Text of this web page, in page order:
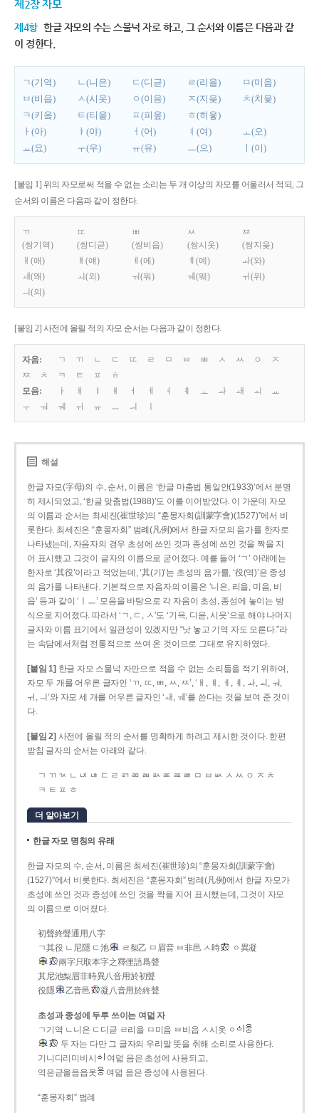
제2장 자모
제4항 한글 자모의 수는 스물넉 자로 하고, 그 순서와 이름은 다음과 같
이 정한다.
ㄱ(기역) ㄴ(니은) ㄷ(디귿) ㄹ(리을)
ㅁ(미음)
ㅂ(비읍)
ㅅ(시옷) ㅇ(이응) ㅈ(지읒)
ㅊ(치읓)
ㅋ(키읔)
ㅌ(티읕) ㅍ(피읖)
ㅎ(히읗)
ㅏ(아)
ㅑ(야) ㅓ(어) ㅕ(여)
ㅗ(오)
ㅛ(요)
ㅜ(우) ㅠ(유) ㅡ(으) ㅣ(이)
[붙임 1] 위의 자모로써 적을 수 없는 소리는 두 개 이상의 자모를 어울러서 적되, 그
순서와 이름은 다음과 같이 정한다.
ㄲ
(쌍기역)
ㄸ
(쌍디귿)
ㅃ
(쌍비읍)
ㅆ
(쌍시옷)
ㅉ
(쌍지읒)
ㅐ(애)
ㅒ(얘) ㅔ(에) ㅖ(예)
ㅘ(와)
ㅙ(왜)
ㅚ(외) ㅝ(워) ㅞ(웨)
ㅟ(위)
ㅢ(의)
[붙임 2] 사전에 올릴 적의 자모 순서는 다음과 같이 정한다.
자음: ㄱ ㄲ ㄴ ㄷ ㄸ ㄹ ㅁ ㅂ ㅃ ㅅ ㅆ ㅇ
ㅈ
ㅉ
ㅊ ㅋ ㅌ ㅍ
ㅎ
모음:
ㅏ ㅐ ㅑ ㅒ ㅓ ㅔ ㅕ ㅖ ㅗ ㅘ ㅙ ㅚ
ㅛ
ㅜ
ㅝ ㅞ ㅟ ㅠ ㅡ ㅢ
해설
한글 자모(字母)의 수, 순서, 이름은 ‘한글 마춤법 통일안(1933)’에서 분명
히 제시되었고, ‘한글 맞춤법(1988)’도 이를 이어받았다. 이 가운데 자모
의 이름과 순서는 최세진(崔世珍)의 “훈몽자회(訓蒙字會)(1527)”에서 비
롯한다. 최세진은 “훈몽자회” 범례(凡例)에서 한글 자모의 음가를 한자로
나타냈는데, 자음자의 경우 초성에 쓰인 것과 종성에 쓰인 것을 짝을 지
어 표시했고 그것이 글자의 이름으로 굳어졌다. 예를 들어 ‘ㄱ’ 아래에는
한자로 ‘其役’이라고 적었는데, ‘其(기)’는 초성의 음가를, ‘役(역)’은 종성
의 음가를 나타낸다. 기본적으로 자음자의 이름은 ‘니은, 리을, 미음, 비
읍’ 등과 같이 ‘ㅣㅡ’ 모음을 바탕으로 각 자음이 초성, 종성에 놓이는 방
식으로 지어졌다. 따라서 ‘ㄱ, ㄷ, ㅅ’도 ‘기윽, 디읃, 시읏’으로 해야 나머지
글자와 이름 표기에서 일관성이 있겠지만 “낫 놓고 기역 자도 모른다.”라
는 속담에서처럼 전통적으로 쓰여 온 것이므로 그대로 유지하였다.
[붙임 1] 한글 자모 스물넉 자만으로 적을 수 없는 소리들을 적기 위하여,
자모 두 개를 어우른 글자인 ‘ㄲ, ㄸ, ㅃ, ㅆ, ㅉ’, ‘ㅐ, ㅒ, ㅔ, ㅖ, ㅘ, ㅚ, ㅝ,
ㅟ, ㅢ’와 자모 세 개를 어우른 글자인 ‘ㅙ, ㅞ’를 쓴다는 것을 보여 준 것이
다.
[붙임 2] 사전에 올릴 적의 순서를 명확하게 하려고 제시한 것이다. 한편
받침 글자의 순서는 아래와 같다.
ㄱ ㄲ ㄳ ㄴ ㄵ ㄶ ㄷ ㄹ ㄺ ㄻ ㄼ ㄽ ㄾ ㄿ ㅀ ㅁ ㅂ ㅄ ㅅ ㅆ ㅇ ㅈ ㅊ
ㅋ ㅌ ㅍ ㅎ
더 알아보기
한글 자모 명칭의 유래
한글 자모의 수, 순서, 이름은 최세진(崔世珍)의 “훈몽자회(訓蒙字會)
(1527)”에서 비롯한다. 최세진은 “훈몽자회” 범례(凡例)에서 한글 자모가
초성에 쓰인 것과 종성에 쓰인 것을 짝을 지어 표시했는데, 그것이 자모
의 이름으로 이어졌다.
初聲終聲通用八字
ㄱ其役 ㄴ尼隱 ㄷ池
ㄹ梨乙 ㅁ眉音 ㅂ非邑 ㅅ時
ㆁ異凝
兩字只取本字之釋俚語爲聲
其尼池梨眉非時異八音用於初聲
役隱
乙音邑 凝八音用於終聲
초성과 종성에 두루 쓰이는 여덟 자
ㄱ기역 ㄴ니은 ㄷ디귿 ㄹ리을 ㅁ미음 ㅂ비읍 ㅅ시옷 ㆁ
두 자는 다만 그 글자의 우리말 뜻을 취해 소리로 사용한다.
기니디리미비시
여덟 음은 초성에 사용되고,
역은귿을음읍옷
여덟 음은 종성에 사용된다.
“훈몽자회” 범례